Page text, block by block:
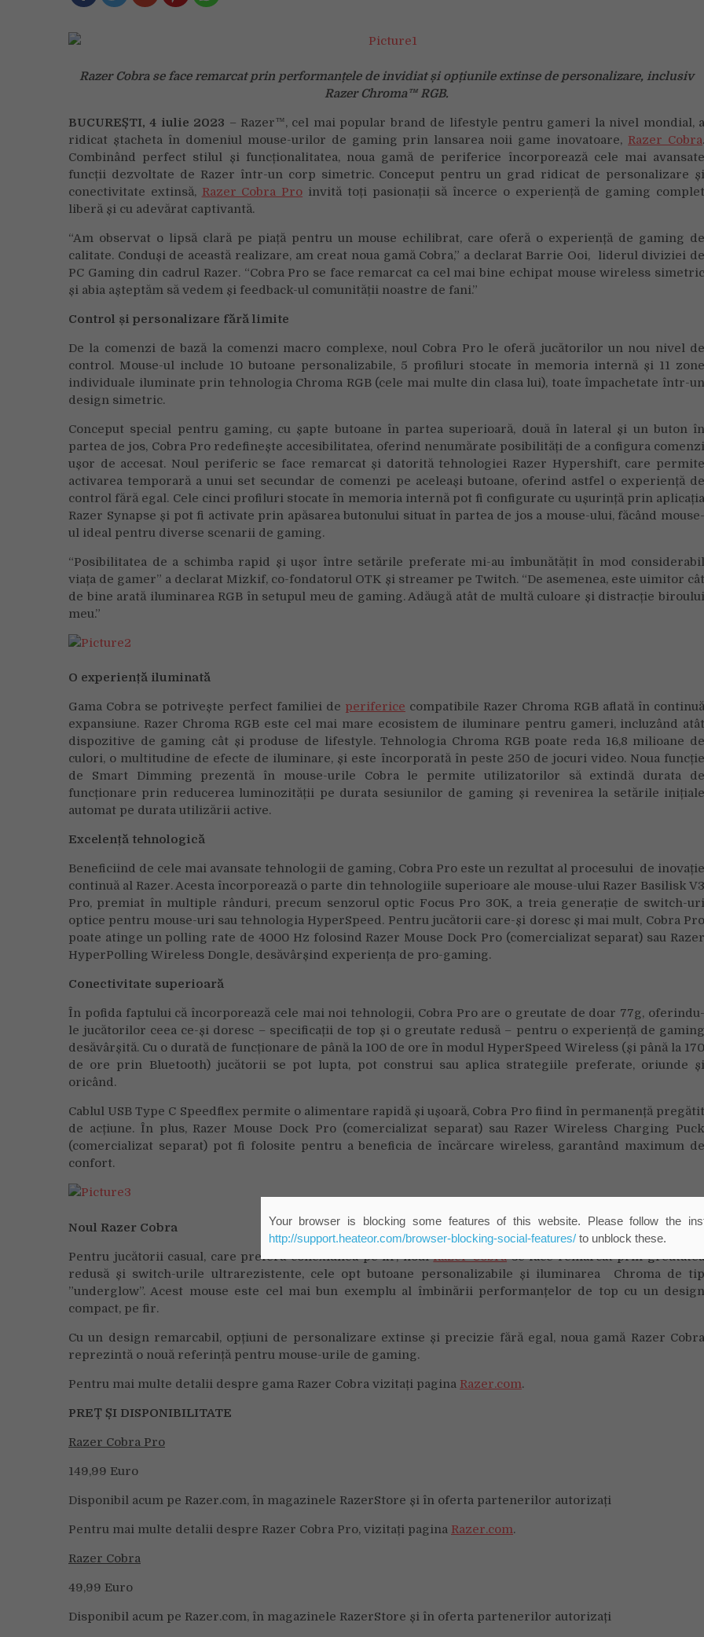
cobra
noua
gama
perfecta
pentru
joaca
Razer Cobra se face remarcat prin performanțele de invidiat și opțiunile extinse de personalizare, inclusiv
Razer Chroma™ RGB.
BUCUREȘTI, 4 iulie 2023 – Razer™, cel mai popular brand de lifestyle pentru gameri la nivel mondial,
ridicat ștacheta în domeniul mouse-urilor de gaming prin lansarea noii game inovatoare, Razer Cobra
Combinând perfect stilul și funcționalitatea, noua gamă de periferice încorporează cele mai avansate
funcții dezvoltate de Razer într-un corp simetric. Conceput pentru un grad ridicat de personalizare și
conectivitate extinsă, Razer Cobra Pro invită toți pasionații să încerce o experiență de gaming
liberă și cu adevărat captivantă.
“Am observat o lipsă clară pe piață pentru un mouse echilibrat, care oferă o experiență de gaming de
calitate. Conduși de această realizare, am creat noua gamă Cobra,” a declarat Barrie Ooi, liderul diviziei de
PC Gaming din cadrul Razer. “Cobra Pro se face remarcat ca cel mai bine echipat mouse wireless simetric
și abia așteptăm să vedem și feedback-ul comunității noastre de fani.”
Control și personalizare fără limite
De la comenzi de bază la comenzi macro complexe, noul Cobra Pro le oferă jucătorilor un nou nivel de
control. Mouse-ul include 10 butoane personalizabile, 5 profiluri stocate în memoria internă și 11 zone
individuale iluminate prin tehnologia Chroma RGB (cele mai multe din clasa lui), toate împachetate într-un
design simetric.
Conceput special pentru gaming, cu șapte butoane în partea superioară, două în lateral și un buton în
partea de jos, Cobra Pro redefinește accesibilitatea, oferind nenumărate posibilități de a configura comenzi
ușor de accesat. Noul periferic se face remarcat și datorită tehnologiei Razer Hypershift, care permite
activarea temporară a unui set secundar de comenzi pe aceleași butoane, oferind astfel o experiență de
control fără egal. Cele cinci profiluri stocate în memoria internă pot fi configurate cu ușurință prin aplicația
Razer Synapse și pot fi activate prin apăsarea butonului situat în partea de jos a mouse-ului, făcând mouse-
ul ideal pentru diverse scenarii de gaming.
“Posibilitatea de a schimba rapid și ușor între setările preferate mi-au îmbunătățit în mod considerabil
viața de gamer” a declarat Mizkif, co-fondatorul OTK și streamer pe Twitch. “De asemenea, este uimitor cât
de bine arată iluminarea RGB în setupul meu de gaming. Adăugă atât de multă culoare și distracție biroului
meu.”
O experiență iluminată
Gama Cobra se potrivește perfect familiei de periferice compatibile Razer Chroma RGB aflată în continuă
expansiune. Razer Chroma RGB este cel mai mare ecosistem de iluminare pentru gameri, incluzând atât
dispozitive de gaming cât și produse de lifestyle. Tehnologia Chroma RGB poate reda 16,8 milioane de
culori, o multitudine de efecte de iluminare, și este încorporată în peste 250 de jocuri video. Noua funcție
de Smart Dimming prezentă în mouse-urile Cobra le permite utilizatorilor să extindă durata de
funcționare prin reducerea luminozității pe durata sesiunilor de gaming și revenirea la setările inițiale
automat pe durata utilizării active.
Excelență tehnologică
Beneficiind de cele mai avansate tehnologii de gaming, Cobra Pro este un rezultat al procesului de inovație
continuă al Razer. Acesta încorporează o parte din tehnologiile superioare ale mouse-ului Razer Basilisk V3
Pro, premiat în multiple rânduri, precum senzorul optic Focus Pro 30K, a treia generație de switch-uri
optice pentru mouse-uri sau tehnologia HyperSpeed. Pentru jucătorii care-și doresc și mai mult, Cobra Pro
poate atinge un polling rate de 4000 Hz folosind Razer Mouse Dock Pro (comercializat separat) sau Razer
HyperPolling Wireless Dongle, desăvârșind experiența de pro-gaming.
Conectivitate superioară
În pofida faptului că încorporează cele mai noi tehnologii, Cobra Pro are o greutate de doar 77g, oferindu-
le jucătorilor ceea ce-și doresc – specificații de top și o greutate redusă – pentru o experiență de gaming
desăvârșită. Cu o durată de funcționare de până la 100 de ore în modul HyperSpeed Wireless (și până la 170
de ore prin Bluetooth) jucătorii se pot lupta, pot construi sau aplica strategiile preferate, oriunde și
oricând.
Cablul USB Type C Speedflex permite o alimentare rapidă și ușoară, Cobra Pro fiind în permanență pregătit
de acțiune. În plus, Razer Mouse Dock Pro (comercializat separat) sau Razer Wireless Charging Puck
(comercializat separat) pot fi folosite pentru a beneficia de încărcare wireless, garantând maximum de
confort.
Noul Razer Cobra
Pentru jucătorii casual, care preferă conexiunea pe fir, noulRazer Cobrase face remarcat prin
redusă și switch-urile ultrarezistente, cele opt butoane personalizabile și iluminarea Chroma de tip
”underglow”. Acest mouse este cel mai bun exemplu al îmbinării performanțelor de top cu un design
compact, pe fir.
Cu un design remarcabil, opțiuni de personalizare extinse și precizie fără egal, noua gamă Razer Cobra
reprezintă o nouă referință pentru mouse-urile de gaming.
Pentru mai multe detalii despre gama Razer Cobra vizitați pagina Razer.com.
PREȚ ȘI DISPONIBILITATE
Razer Cobra Pro
149,99 Euro
Disponibil acum pe Razer.com, în magazinele RazerStore și în oferta partenerilor autorizați
Pentru mai multe detalii despre Razer Cobra Pro, vizitați pagina Razer.com.
Razer Cobra
49,99 Euro
Disponibil acum pe Razer.com, în magazinele RazerStore și în oferta partenerilor autorizați
Your browser is blocking some features of this website. Please follow the
http://support.heateor.com/browser-blocking-social-features/to unblock these.